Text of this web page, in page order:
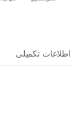
اطلاعات تکمیلی